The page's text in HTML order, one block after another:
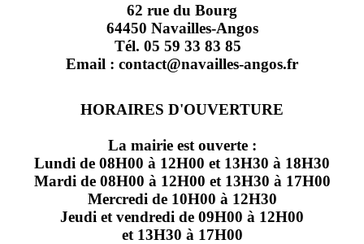
62 rue du Bourg
64450 Navailles-Angos
Tél. 05 59 33 83 85
Email : contact@navailles-angos.fr
HORAIRES D'OUVERTURE
La mairie est ouverte :
Lundi de 08H00 à 12H00 et 13H30 à 18H30
Mardi de 08H00 à 12H00 et 13H30 à 17H00
Mercredi de 10H00 à 12H30
Jeudi et vendredi de 09H00 à 12H00
et 13H30 à 17H00